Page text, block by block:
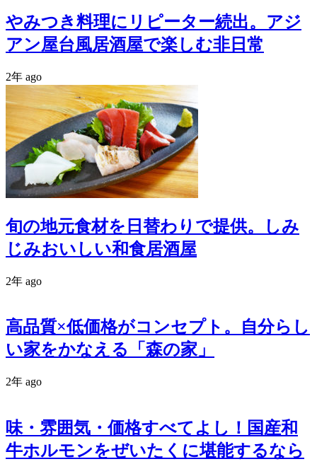
やみつき料理にリピーター続出。アジ
アン屋台風居酒屋で楽しむ非日常
2年 ago
旬の地元食材を日替わりで提供。しみ
じみおいしい和食居酒屋
2年 ago
高品質×低価格がコンセプト。自分らし
い家をかなえる「森の家」
2年 ago
味・雰囲気・価格すべてよし！国産和
牛ホルモンをぜいたくに堪能するなら